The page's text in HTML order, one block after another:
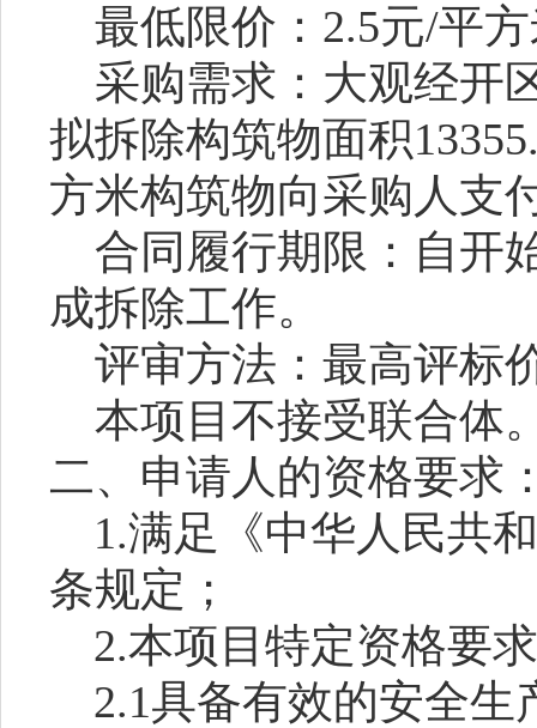
最低限价： 2.5元/平
采购需求： 大观经开
拟拆除构筑物面积
方米构筑物向采购人支
合同履行期限： 自开
成拆除工作。
评审方法 ： 最高评标
本项目不接受联合体
二、申请人的资格要求
1.满足《中华人民共
条规定；
2.本项目特定资格要
2.1具备有效的安全